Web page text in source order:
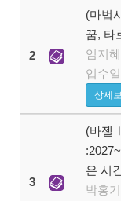
2
(마법
꿈, 타
임지
입수
상세
3
(바젤
은 시
박홍